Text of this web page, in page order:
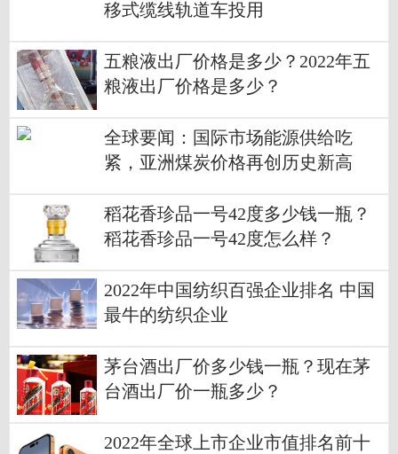
移式缆线轨道车投用
五粮液出厂价格是多少？2022年五
粮液出厂价格是多少？
全球要闻：国际市场能源供给吃
紧，亚洲煤炭价格再创历史新高
稻花香珍品一号42度多少钱一瓶？
稻花香珍品一号42度怎么样？
2022年中国纺织百强企业排名 中国
最牛的纺织企业
茅台酒出厂价多少钱一瓶？现在茅
台酒出厂价一瓶多少？
2022年全球上市企业市值排名前十